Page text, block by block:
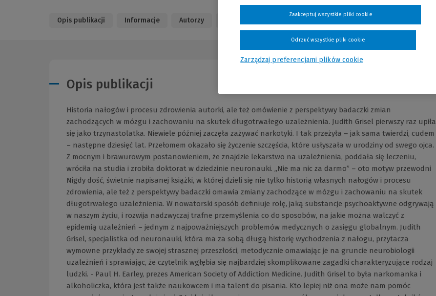
Opis publikacji Informacje Autorzy
Opis publikacji
Historia nałogów i procesu zdrowienia autorki, ale też omówienie z perspektywy badaczki zmian
zachodzących w mózgu i zachowaniu na skutek długotrwałego uzależnienia. Judith Grisel pierwszy raz upiła
się jako trzynastolatka. Niewiele później zaczęła zażywać narkotyki. I tak przeżyła – jak sama twierdzi, cudem
– następne dziesięć lat. Przełomem okazało się życzenie szczęścia, które usłyszała w urodziny od swego ojca.
Z mocnym i brawurowym postanowieniem, że znajdzie lekarstwo na uzależnienia, poddała się leczeniu,
wróciła na studia i zrobiła doktorat w dziedzinie neuronauki. „Nie ma nic za darmo” – oto motyw przewodni
Nigdy dość, świetnie napisanej książki, w której dzieli się nie tylko historią własnych nałogów i procesu
zdrowienia, ale też z perspektywy badaczki omawia zmiany zachodzące w mózgu i zachowaniu na skutek
długotrwałego uzależnienia. W nowatorski sposób definiuje rolę, jaką substancje psychoaktywne odgrywają
w naszym życiu, i rozwija nadzwyczaj trafne przemyślenia co do sposobów, na jakie można walczyć z
epidemią uzależnień – jednym z najpoważniejszych problemów medycznych o zasięgu globalnym. Judith
Grisel, specjalistka od neuronauki, która ma za sobą długą historię wychodzenia z nałogu, przytacza
wymowne przykłady ze swojej strasznej przeszłości, metodycznie omawiając je na gruncie neurobiologii
uzależnień i sprawiając, że czytelnik wgłębia się najbardziej skomplikowane zagadki charakteryzujące rodzaj
ludzki. - Paul H. Earley, prezes American Society of Addiction Medicine. Judith Grisel to była narkomanka i
alkoholiczka, która jest także naukowcem i ma talent do pisania. Kto lepiej niż ona może nam pomóc
Zarządzaj preferencjami plików cookie
Odrzuć wszystkie pliki cookie
Zaakceptuj wszystkie pliki cookie